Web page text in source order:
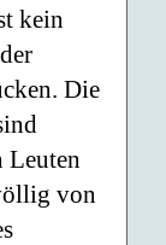
kein
Die
Leuten
von